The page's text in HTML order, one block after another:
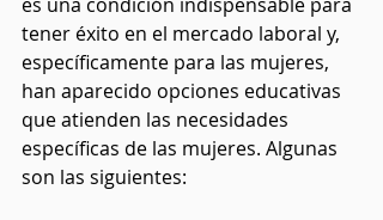
tener éxito en el mercado laboral y,
específicamente para las mujeres,
han aparecido opciones educativas
que atienden las necesidades
específicas de las mujeres. Algunas
son las siguientes: